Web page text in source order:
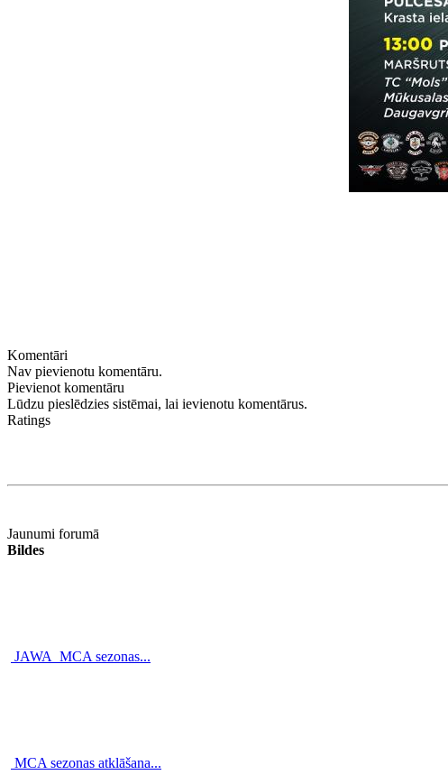
Komentāri
Nav pievienotu komentāru.
Pievienot komentāru
Lūdzu pieslēdzies sistēmai, lai ievienotu komentārus.
Ratings
Jaunumi forumā
Bildes
JAWA_MCA sezonas...
MCA sezonas atklāšana...